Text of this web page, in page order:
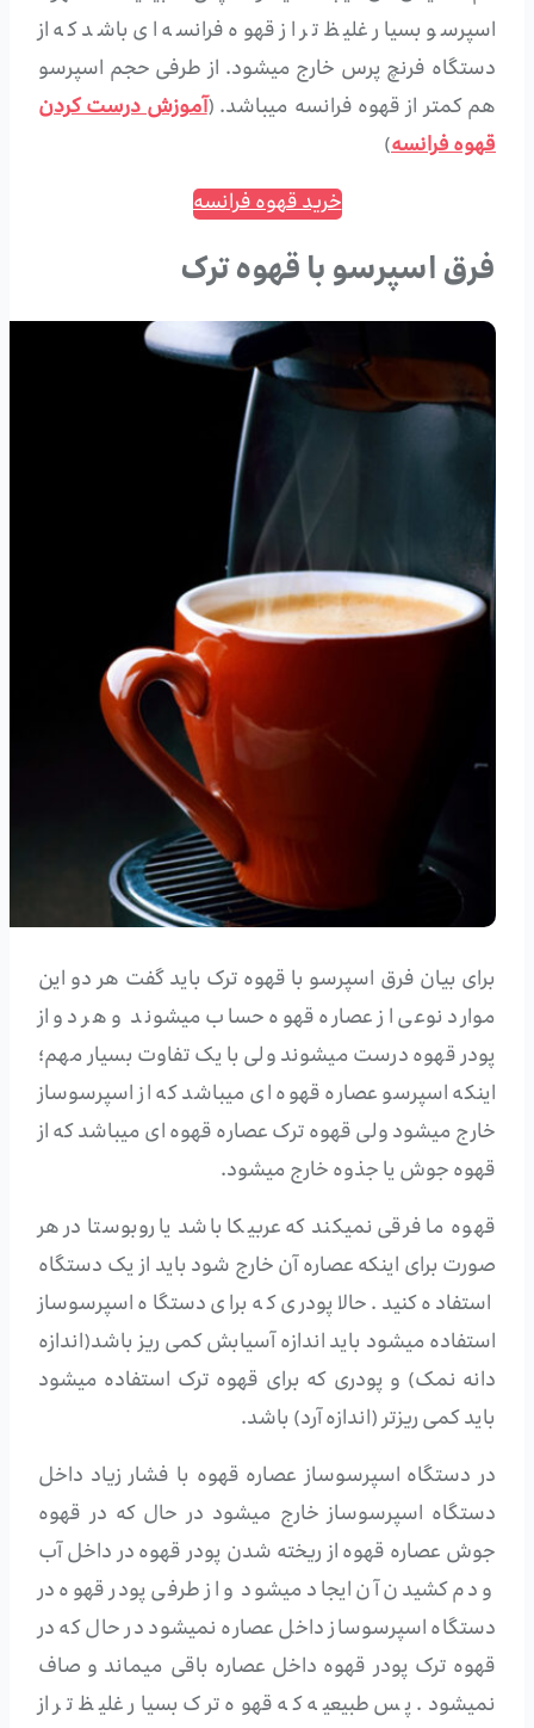
اسپرسو بسیار غلیظ تر از قهوه فرانسه ای باشد که از
دستگاه فرنچ پرس خارج میشود. از طرفی حجم اسپرسو
هم کمتر از قهوه فرانسه میباشد. (آموزش درست کردن
قهوه فرانسه)
خرید قهوه فرانسه
فرق اسپرسو با قهوه ترک
برای بیان فرق اسپرسو با قهوه ترک باید گفت هر دو این
موارد نوعی از عصاره قهوه حساب میشوند و هر دو از
پودر قهوه درست میشوند ولی با یک تفاوت بسیار مهم؛
اینکه اسپرسو عصاره قهوه ای میباشد که از اسپرسوساز
خارج میشود ولی قهوه ترک عصاره قهوه ای میباشد که از
قهوه جوش یا جذوه خارج میشود.
قهوه ما فرقی نمیکند که عربیکا باشد یا روبوستا در هر
صورت برای اینکه عصاره آن خارج شود باید از یک دستگاه
استفاده کنید. حالا پودری که برای دستگاه اسپرسوساز
استفاده میشود باید اندازه آسیابش کمی ریز باشد(اندازه
دانه نمک) و پودری که برای قهوه ترک استفاده میشود
باید کمی ریزتر (اندازه آرد) باشد.
در دستگاه اسپرسوساز عصاره قهوه با فشار زیاد داخل
دستگاه اسپرسوساز خارج میشود در حال که در قهوه
جوش عصاره قهوه از ریخته شدن پودر قهوه در داخل آب
و دم کشیدن آن ایجاد میشود و از طرفی پودر قهوه در
دستگاه اسپرسوساز داخل عصاره نمیشود در حال که در
قهوه ترک پودر قهوه داخل عصاره باقی میماند و صاف
نمیشود. پس طبیعیه که قهوه ترک بسیار غلیظ تر از